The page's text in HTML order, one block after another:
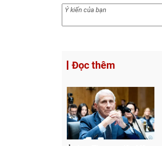
Đọc thêm